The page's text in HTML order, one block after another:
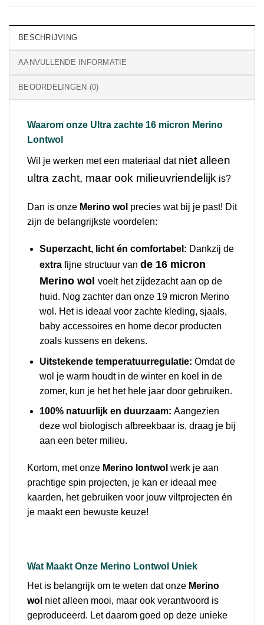
BESCHRIJVING
AANVULLENDE INFORMATIE
BEOORDELINGEN (0)
Waarom onze Ultra zachte 16 micron Merino
Lontwol
Wil je werken met een materiaal dat niet alleen
ultra zacht, maar ook milieuvriendelijk is?
Dan is onze Merino wol precies wat bij je past! Dit
zijn de belangrijkste voordelen:
Superzacht, licht én comfortabel: Dankzij de
extrafijne structuur van de 16 micron
Merino wol voelt het zijdezacht aan op de
huid. Nog zachter dan onze 19 micron Merino
wol. Het is ideaal voor zachte kleding, sjaals,
baby accessoires en home decor producten
zoals kussens en dekens.
Uitstekende temperatuurregulatie: Omdat de
wol je warm houdt in de winter en koel in de
zomer, kun je het het hele jaar door gebruiken.
100% natuurlijk en duurzaam: Aangezien
deze wol biologisch afbreekbaar is, draag je bij
aan een beter milieu.
Kortom, met onze Merino lontwol werk je aan
prachtige spin projecten, je kan er ideaal mee
kaarden, het gebruiken voor jouw viltprojecten én
je maakt een bewuste keuze!
Wat Maakt Onze Merino Lontwol Uniek
Het is belangrijk om te weten dat onze Merino
wol niet alleen mooi, maar ook verantwoord is
geproduceerd. Let daarom goed op deze unieke